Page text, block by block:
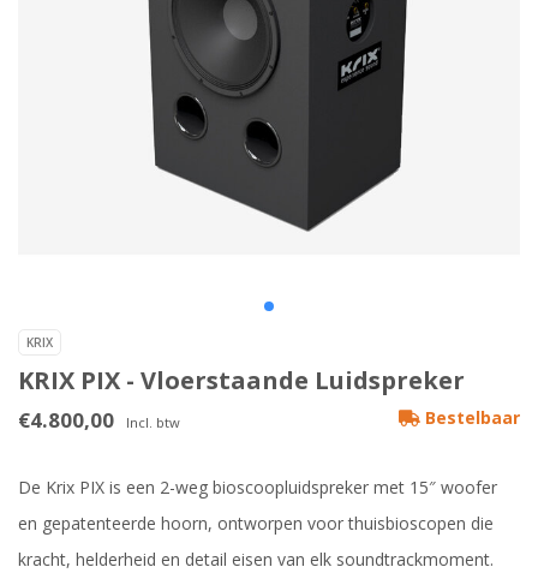
KRIX
KRIX PIX - Vloerstaande Luidspreker
€4.800,00 Incl. btw Bestelbaar
De Krix PIX is een 2-weg bioscoopluidspreker met 15″ woofer
en gepatenteerde hoorn, ontworpen voor thuisbioscopen die
kracht, helderheid en detail eisen van elk soundtrackmoment.